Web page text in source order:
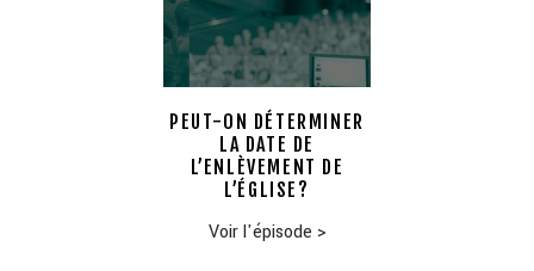
PEUT-ON DÉTERMINER
LA DATE DE
L’ENLÈVEMENT DE
L’ÉGLISE?
Voir l'épisode >